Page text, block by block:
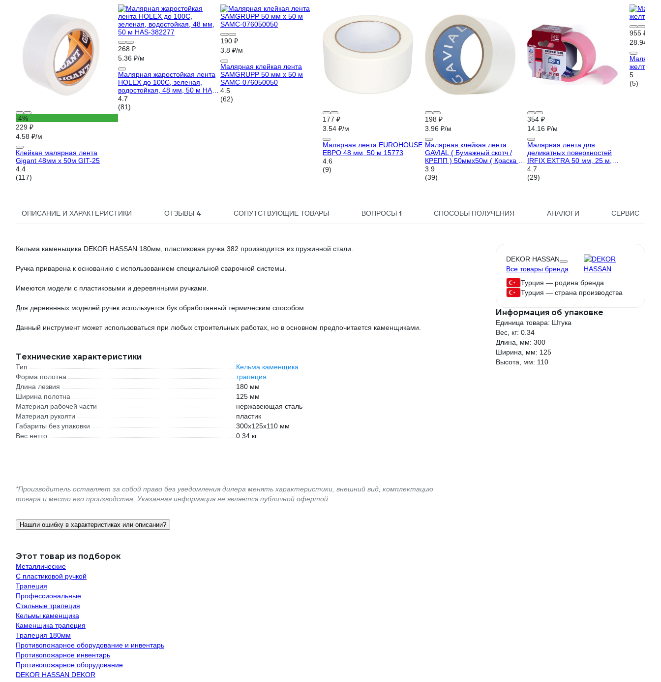
-4%
229 ₽
4.58 ₽/м
Клейкая малярная лента
Gigant 48мм x 50м GIT-25
4.4
(117)
268 ₽
5.36 ₽/м
Малярная жаростойкая лента
HOLEX до 100С, зеленая,
водостойкая, 48 мм, 50 м HAS-
382277
4.7
(81)
190 ₽
3.8 ₽/м
Малярная клейкая лента
SAMGRUPP 50 мм х 50 м
SAMC-076050050
4.5
(62)
177 ₽
3.54 ₽/м
Малярная лента EUROHOUSE
ЕВРО 48 мм, 50 м 15773
4.6
(9)
198 ₽
3.96 ₽/м
Малярная клейкая лента
GAVIAL ( Бумажный скотч /
КРЕПП ) 50ммх50м ( Краска и
защита стен ) 317
3.9
(39)
354 ₽
14.16 ₽/м
Малярная лента для
деликатных поверхностей
IRFIX EXTRA 50 мм, 25 м,
розовая Mr.SiL 30082
4.7
(29)
955 ₽
28.94 ₽/м
желтая
5
(5)
ОПИСАНИЕ И ХАРАКТЕРИСТИКИ ОТЗЫВЫ 4 СОПУТСТВУЮЩИЕ ТОВАРЫ ВОПРОСЫ 1 СПОСОБЫ ПОЛУЧЕНИЯ АНАЛОГИ СЕРВИС
Кельма каменьщика DEKOR HASSAN 180мм, пластиковая ручка 382 производится из пружинной стали.
Ручка приварена к основанию с использованием специальной сварочной системы.
Имеются модели с пластиковыми и деревянными ручками.
Для деревянных моделей ручек используется бук обработанный термическим способом.
Данный инструмент может использоваться при любых строительных работах, но в основном предпочитается каменщиками.
Технические характеристики
Тип
Кельма каменщика
Форма полотна
трапеция
Длина лезвия
180 мм
Ширина полотна
125 мм
Материал рабочей части
нержавеющая сталь
Материал рукояти
пластик
Габариты без упаковки
300х125х110 мм
Вес нетто
0.34 кг
*Производитель оставляет за собой право без уведомления дилера менять характеристики, внешний вид, комплектацию
товара и место его производства. Указанная информация не является публичной офертой
Нашли ошибку в характеристиках или описании?
DEKOR HASSAN
Все товары бренда
Турция — родина бренда
Турция — страна производства
Информация об упаковке
Единица товара: Штука
Вес, кг: 0.34
Длина, мм: 300
Ширина, мм: 125
Высота, мм: 110
Этот товар из подборок
Металлические
С пластиковой ручкой
Трапеция
Профессиональные
Стальные трапеция
Кельмы каменщика
Каменщика трапеция
Трапеция 180мм
Противопожарное оборудование и инвентарь
Противопожарное инвентарь
Противопожарное оборудование
DEKOR HASSAN DEKOR